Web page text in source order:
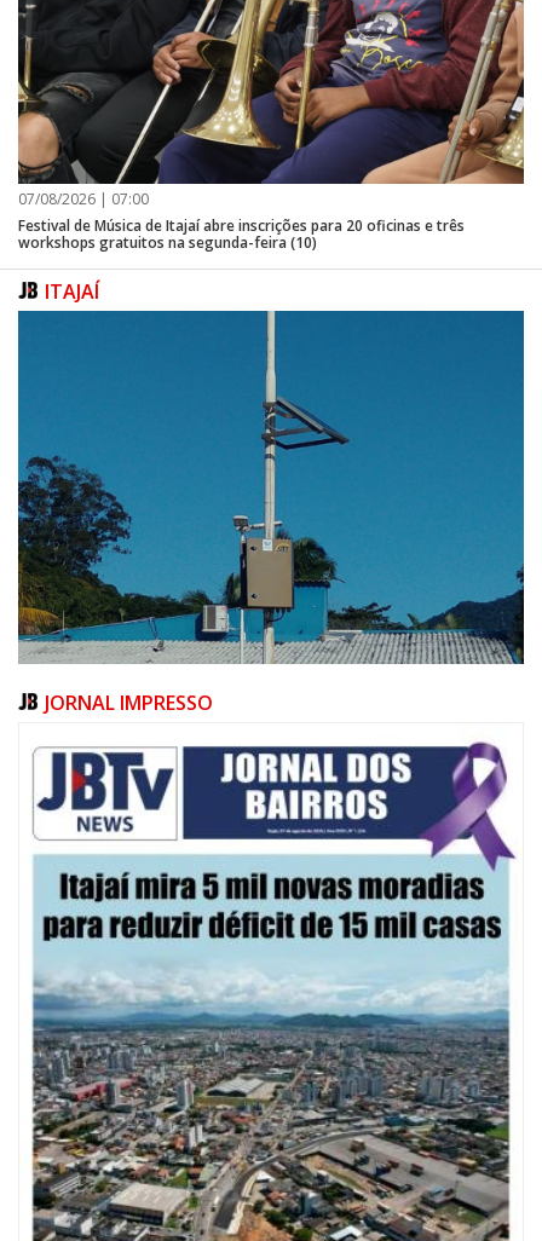
07/08/2026 | 07:00
Festival de Música de Itajaí abre inscrições para 20 oficinas e três
workshops gratuitos na segunda-feira (10)
ITAJAÍ
07/08/2026 | 10:15
Defesa Civil de Itajaí e Univali ampliam monitoramento das marés com
novo marégrafo
NAVEGANTES
JORNAL IMPRESSO